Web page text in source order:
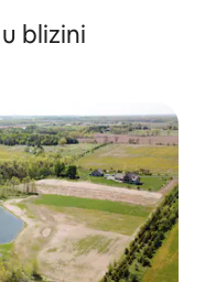
blizini